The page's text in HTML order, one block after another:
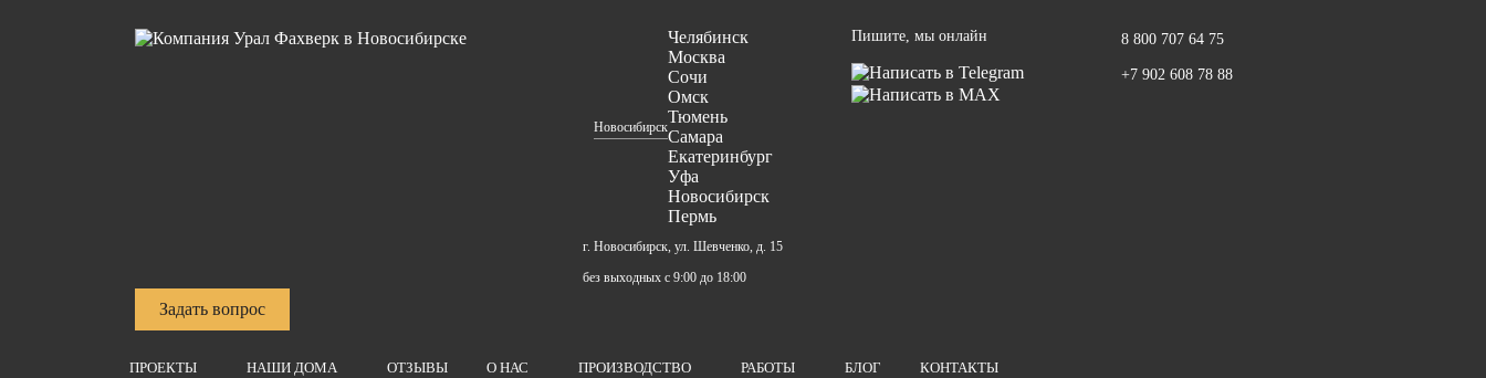
Новосибирск
Челябинск
Москва
Сочи
Омск
Тюмень
Самара
Екатеринбург
Уфа
Новосибирск
Пермь
г. Новосибирск, ул. Шевченко, д. 15
без выходных с 9:00 до 18:00
Пишите, мы онлайн 8 800 707 64 75
+7 902 608 78 88
Задать вопрос
ПРОЕКТЫ НАШИ ДОМА ОТЗЫВЫ О НАС ПРОИЗВОДСТВО РАБОТЫ БЛОГ КОНТАКТЫ